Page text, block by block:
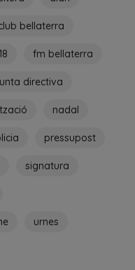
bellaterra
fm bellaterra
directiva
nadal
pressupost
signatura
urnes